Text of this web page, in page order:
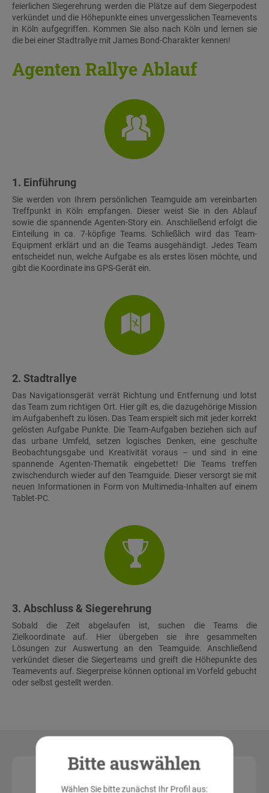
feierlichen Siegerehrung werden die Plätze auf dem Siegerpodest
verkündet und die Höhepunkte eines unvergesslichen Teamevents
in Köln aufgegriffen. Kommen Sie also nach Köln und lernen sie
die bei einer Stadtrallye mit James Bond-Charakter kennen!
Agenten Rallye Ablauf
1. Einführung
Sie werden von Ihrem persönlichen Teamguide am vereinbarten
Treffpunkt in Köln empfangen. Dieser weist Sie in den Ablauf
sowie die spannende Agenten-Story ein. Anschließend erfolgt die
Einteilung in ca. 7-köpfige Teams. Schließlich wird das Team-
Equipment erklärt und an die Teams ausgehändigt. Jedes Team
entscheidet nun, welche Aufgabe es als erstes lösen möchte, und
gibt die Koordinate ins GPS-Gerät ein.
2. Stadtrallye
Das Navigationsgerät verrät Richtung und Entfernung und lotst
das Team zum richtigen Ort. Hier gilt es, die dazugehörige Mission
im Aufgabenheft zu lösen. Das Team erspielt sich mit jeder korrekt
gelösten Aufgabe Punkte. Die Team-Aufgaben beziehen sich auf
das urbane Umfeld, setzen logisches Denken, eine geschulte
Beobachtungsgabe und Kreativität voraus – und sind in eine
spannende Agenten-Thematik eingebettet! Die Teams treffen
zwischendurch wieder auf den Teamguide. Dieser versorgt sie mit
neuen Informationen in Form von Multimedia-Inhalten auf einem
Tablet-PC.
3. Abschluss & Siegerehrung
Sobald die Zeit abgelaufen ist, suchen die Teams die
Zielkoordinate auf. Hier übergeben sie ihre gesammelten
Lösungen zur Auswertung an den Teamguide. Anschließend
verkündet dieser die Siegerteams und greift die Höhepunkte des
Teamevents auf. Siegerpreise können optional im Vorfeld gebucht
oder selbst gestellt werden.
Nicht
verfügbar!
Leistungen
Bitte auswählen
Wählen Sie bitte zunächst Ihr Profil aus: